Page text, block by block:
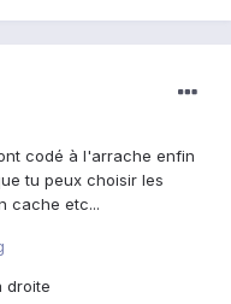
codé à l'arrache enfin
tu peux choisir les
cache etc...
droite